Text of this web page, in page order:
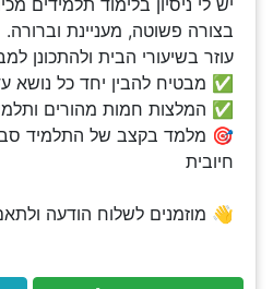
יש לי ניסיון בלימוד תלמידים
בצורה פשוטה, מעניינת וברורה.
עוזר בשיעורי הבית ולהתכונן
✅ מבטיח להבין יחד כל נושא
✅ המלצות חמות מהורים
🎯 מלמד בקצב של התלמיד
חיובית
👋 מוזמנים לשלוח הודעה